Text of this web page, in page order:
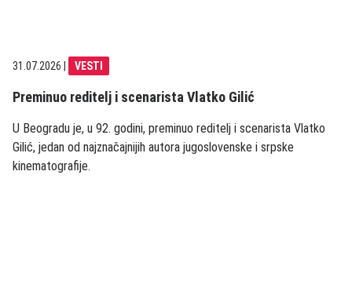
31.07.2026 VESTI
Preminuo reditelj i scenarista Vlatko Gilić
U Beogradu je, u 92. godini, preminuo reditelj i scenarista Vlatko
Gilić, jedan od najznačajnijih autora jugoslovenske i srpske
kinematografije.